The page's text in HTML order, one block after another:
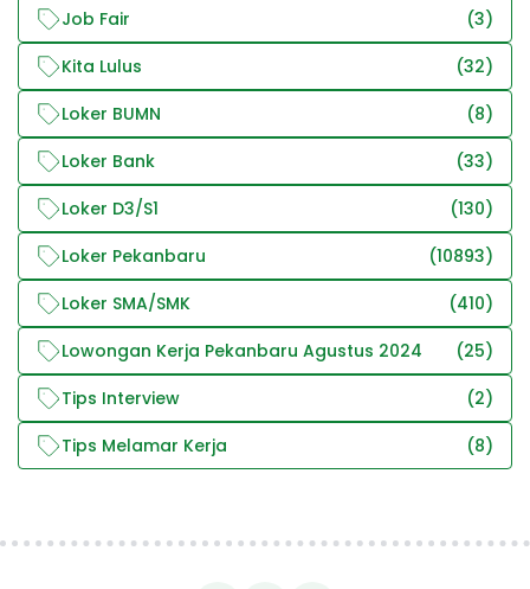
Job Fair
(3)
Kita Lulus
(32)
Loker BUMN
(8)
Loker Bank
(33)
Loker D3/S1
(130)
Loker Pekanbaru
(10893)
Loker SMA/SMK
(410)
Lowongan Kerja Pekanbaru Agustus 2024
(25)
Tips Interview
(2)
Tips Melamar Kerja
(8)